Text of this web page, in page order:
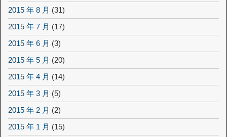
2015 年 8 月 (31)
2015 年 7 月 (17)
2015 年 6 月 (3)
2015 年 5 月 (20)
2015 年 4 月 (14)
2015 年 3 月 (5)
2015 年 2 月 (2)
2015 年 1 月 (15)